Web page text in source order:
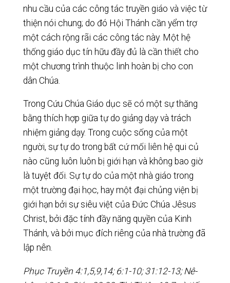
nhu cầu của các công tác truyền giáo và việc từ
thiện nói chung; do đó Hội Thánh cần yểm trợ
một cách rộng rãi các công tác này. Một hệ
thống giáo dục tín hữu đầy đủ là cần thiết cho
một chương trình thuộc linh hoàn bị cho con
dân Chúa.
Trong Cứu Chúa Giáo dục sẽ có một sự thăng
bằng thích hợp giữa tự do giảng dạy và trách
nhiệm giảng dạy. Trong cuộc sống của một
người, sự tự do trong bất cứ mối liên hệ qui củ
nào cũng luôn luôn bị giới hạn và không bao giờ
là tuyệt đối. Sự tự do của một nhà giáo trong
một trường đại học, hay một đại chủng viện bị
giới hạn bởi sự siêu việt của Đức Chúa Jêsus
Christ, bởi đặc tính đầy năng quyền của Kinh
Thánh, và bởi mục đích riêng của nhà trường đã
lập nên.
Phục Truyền 4:1,5,9,14; 6:1-10; 31:12-13; Nê-